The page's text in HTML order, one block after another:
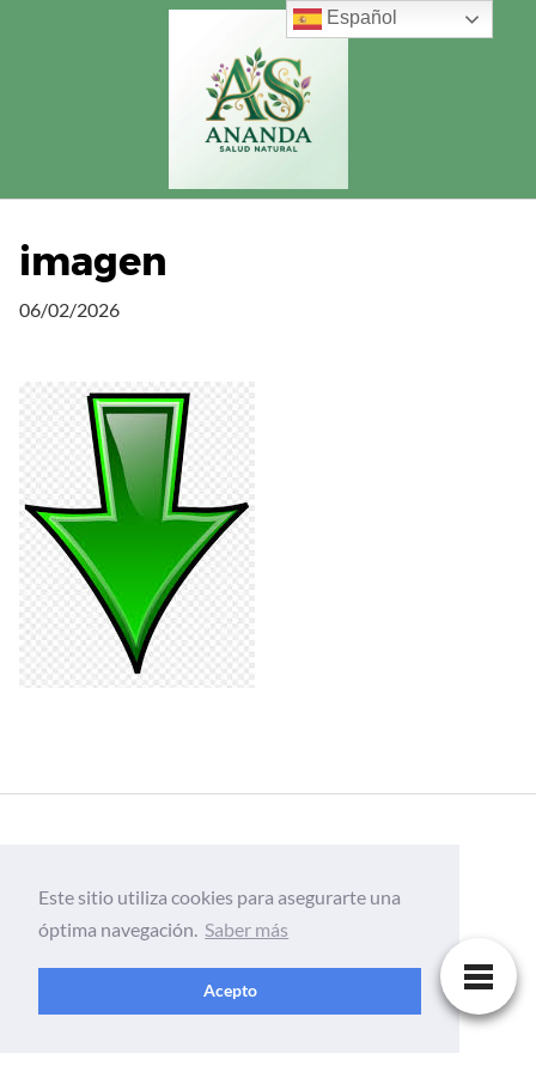
imagen
06/02/2026
Español
Este sitio utiliza cookies para asegurarte una
óptima navegación. Saber más
Acepto